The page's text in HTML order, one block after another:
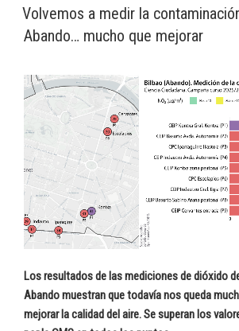
EL
Volvemos a medir la
Abando… mucho que mejorar
Los resultados de las mediciones de dióxido
Abando muestran que todavía nos queda
mejorar la calidad del aire. Se superan los